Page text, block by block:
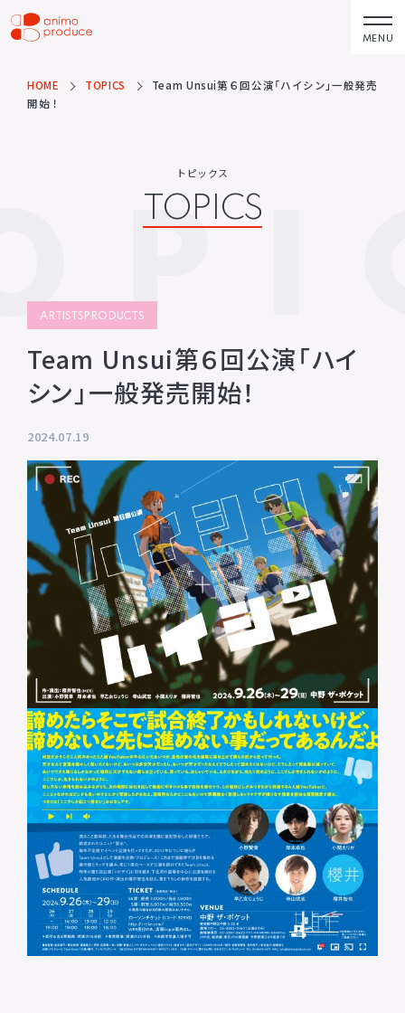
コ
ン
MENU
トピックス
TOPICS
ステージ
DISTRIBUTIONS
音響制作
SOUND PRODUCTION
企業理念
COMPANY
会社概要
求人情報
その他
OTHERS
animo actors source
小野賢章 OFFICIAL FANCLUB
オンライン・ショップ
Facebook
X(Twitter)
HOME TOPICS
Team Unsui第６回公演「ハイシン」一般発売
開始！
トピックス
TOPICS
ARTISTSPRODUCTS
Team Unsui第６回公演「ハイ
シン」一般発売開始！
2024.07.19